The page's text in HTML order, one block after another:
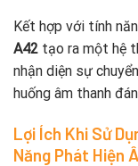
Kết hợp với tính
A42 tạo ra một hệ
nhận diện sự
huống âm thanh
Lợi Ích Khi Sử
Năng Phát Hiện